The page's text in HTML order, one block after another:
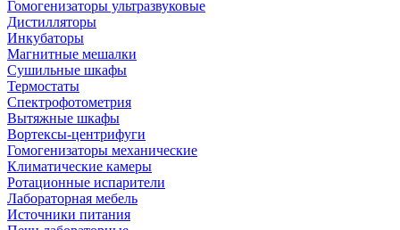
Гомогенизаторы ультразвуковые
Дистилляторы
Инкубаторы
Магнитные мешалки
Сушильные шкафы
Термостаты
Спектрофотометрия
Вытяжные шкафы
Вортексы-центрифуги
Гомогенизаторы механические
Климатические камеры
Ротационные испарители
Лабораторная мебель
Источники питания